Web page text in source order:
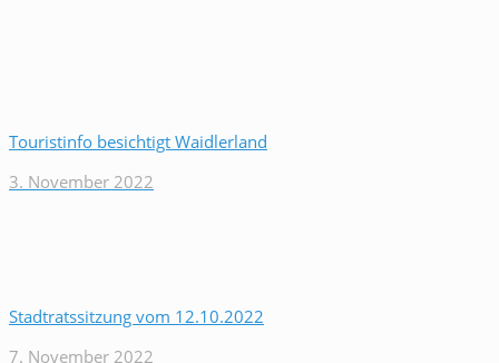
Touristinfo besichtigt Waidlerland
3. November 2022
Stadtratssitzung vom 12.10.2022
7. November 2022